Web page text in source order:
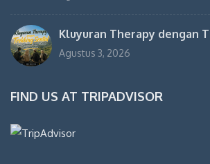
Kluyuran Therapy dengan
Agustus 3, 2026
FIND US AT TRIPADVISOR